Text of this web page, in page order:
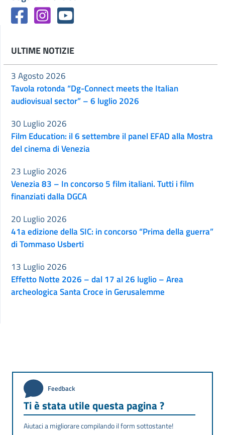
ULTIME NOTIZIE
Tavola rotonda “Dg-Connect meets the Italian
audiovisual sector” – 6 luglio 2026
3 Agosto 2026
Film Education: il 6 settembre il panel EFAD alla Mostra
del cinema di Venezia
30 Luglio 2026
Venezia 83 – In concorso 5 film italiani. Tutti i film
finanziati dalla DGCA
23 Luglio 2026
41a edizione della SIC: in concorso “Prima della guerra”
di Tommaso Usberti
20 Luglio 2026
Effetto Notte 2026 – dal 17 al 26 luglio – Area
archeologica Santa Croce in Gerusalemme
13 Luglio 2026
Feedback
Ti è stata utile questa pagina ?
Aiutaci a migliorare compilando il form sottostante!